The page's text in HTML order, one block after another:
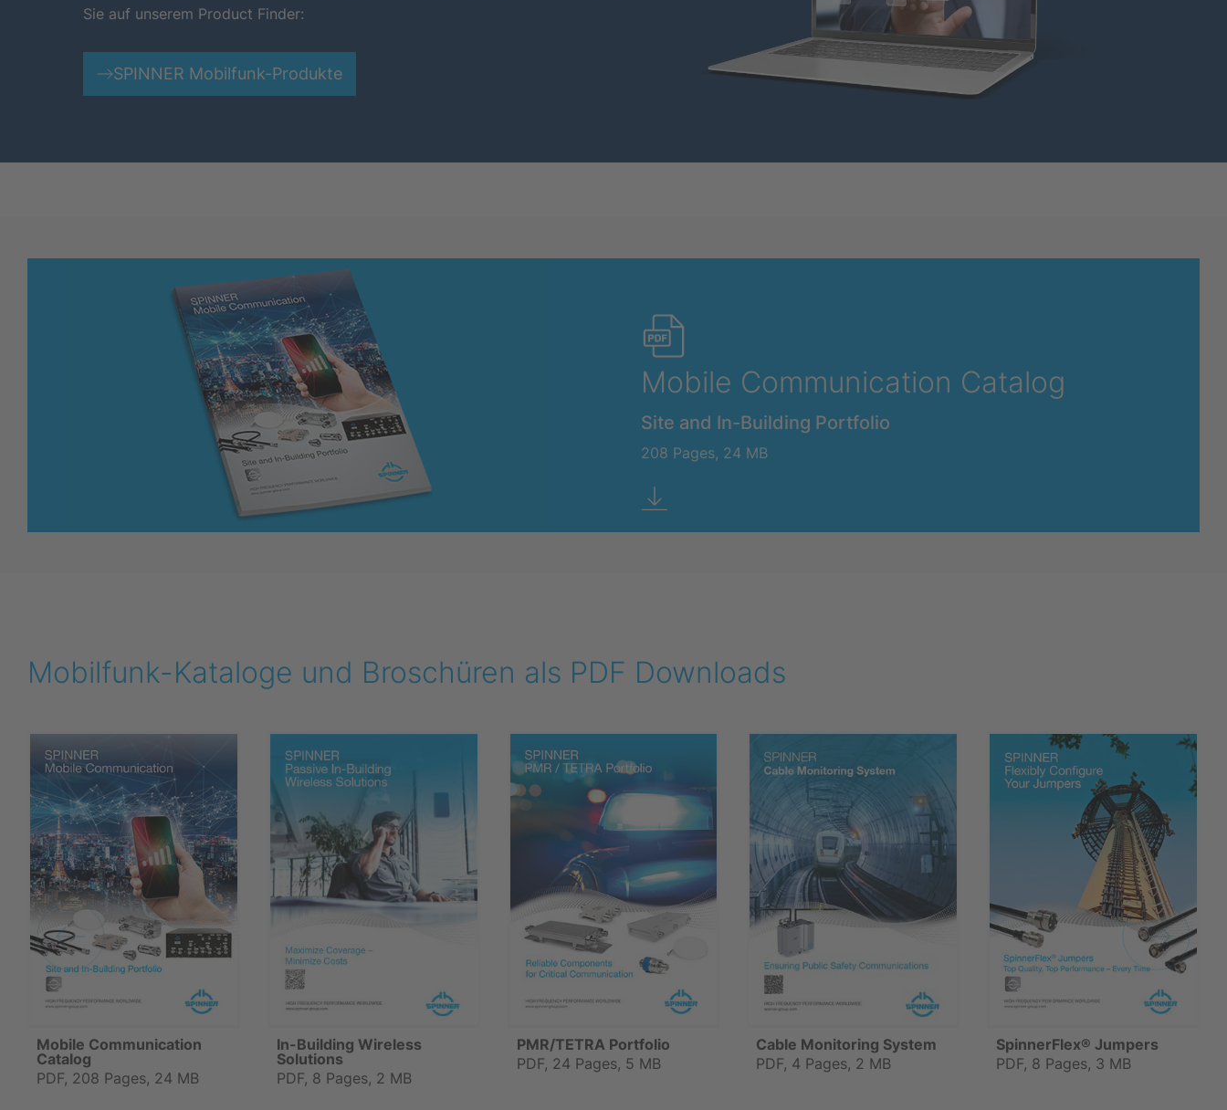
Sie auf unserem Product Finder:
SPINNER Mobilfunk-Produkte
Mobile Communication Catalog
Site and In-Building Portfolio
208 Pages, 24 MB
Mobilfunk-Kataloge und Broschüren als PDF Downloads
Mobile Communication
Catalog
PDF, 208 Pages, 24 MB
In-Building Wireless
Solutions
PDF, 8 Pages, 2 MB
PMR/TETRA Portfolio
PDF, 24 Pages, 5 MB
Cable Monitoring System
PDF, 4 Pages, 2 MB
SpinnerFlex® Jumpers
PDF, 8 Pages, 3 MB